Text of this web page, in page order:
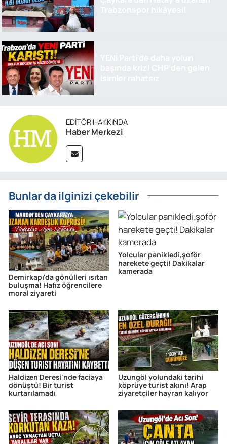
EDITÖR HAKKINDA
Haber Merkezi
Bunlar da ilginizi çekebilir
Demirkapı'da gönülleri ısıtan
buluşma! Hafız öğrencilere
moral ziyareti
Yolcular panikledi,şoför
harekete geçti! Dakikalar
kamerada
Haldizen Deresi'nde faciaya
dönüştü! Bir turist
kurtarılamadı
Uzungöl yolundaki tarihi
köprüye turist akını! Arap
ziyaretçiler hayran kalıyor